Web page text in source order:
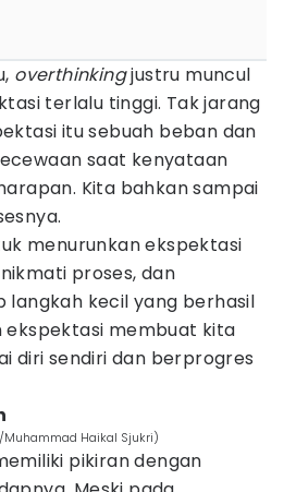
overthinkingjustru muncul
terlalu tinggi. Tak jarang
itu sebuah beban dan
saat kenyataan
Kita bahkan sampai
menurunkan ekspektasi
proses, dan
langkah kecil yang berhasil
ekspektasi membuat kita
diri sendiri dan berprogres
Haikal Sjukri)
pikiran dengan